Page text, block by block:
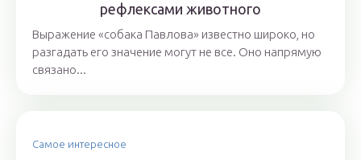
рефлексами животного
Выражение «собака Павлова» известно широко, но
разгадать его значение могут не все. Оно напрямую
связано...
Самое интересное